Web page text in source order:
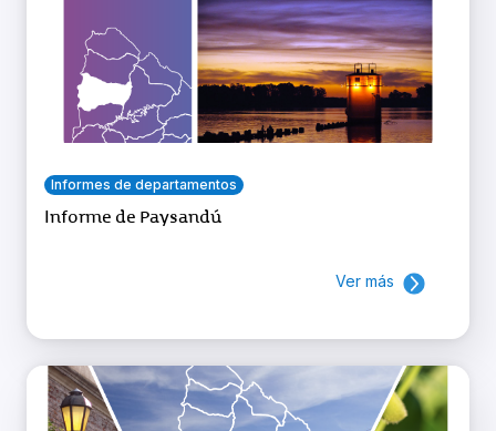
Informes de departamentos
Informe de Paysandú
Ver más